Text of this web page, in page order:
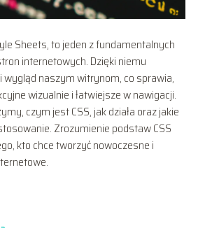
Sheets, to jeden z fundamentalnych
internetowych. Dzięki niemu
naszym witrynom, co sprawia,
wizualnie i łatwiejsze w nawigacji.
czym jest CSS, jak działa oraz jakie
Zrozumienie podstaw CSS
kto chce tworzyć nowoczesne i